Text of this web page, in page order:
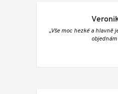
„Vše moc hezké a hlavně
objednám